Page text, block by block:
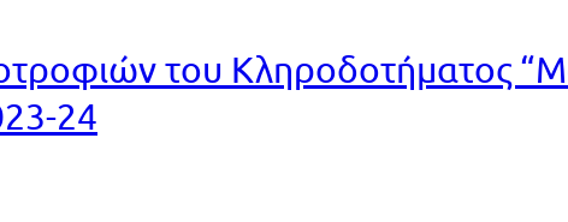
του Κληροδοτήματος
24